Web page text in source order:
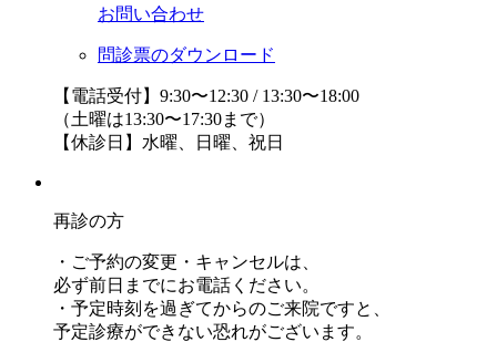
お問い合わせ
問診票のダウンロード
【電話受付】9:30〜12:30 / 13:30〜18:00
（土曜は13:30〜17:30まで）
【休診日】水曜、日曜、祝日
再診の方
・ご予約の変更・キャンセルは、
必ず前日までにお電話ください。
・予定時刻を過ぎてからのご来院ですと、
予定診療ができない恐れがございます。